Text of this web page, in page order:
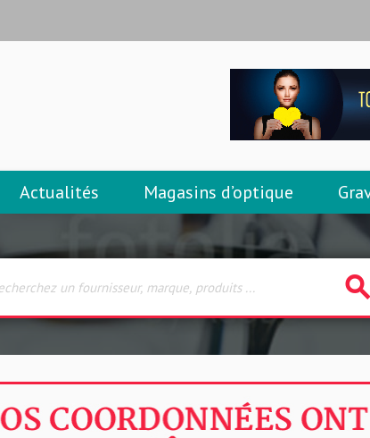
Actualités Magasins d’optique
search